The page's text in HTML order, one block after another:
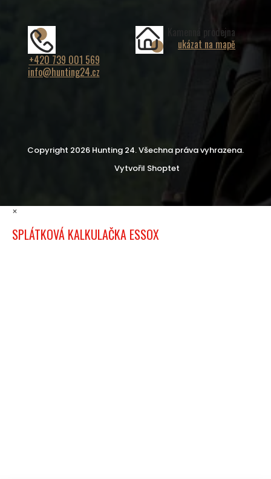
+420 739 001 569
info@hunting24.cz
Kamenná prodejna
ukázat na mapě
Vytvořil Shoptet
Copyright 2026 Hunting 24. Všechna práva vyhrazena.
×
SPLÁTKOVÁ KALKULAČKA ESSOX